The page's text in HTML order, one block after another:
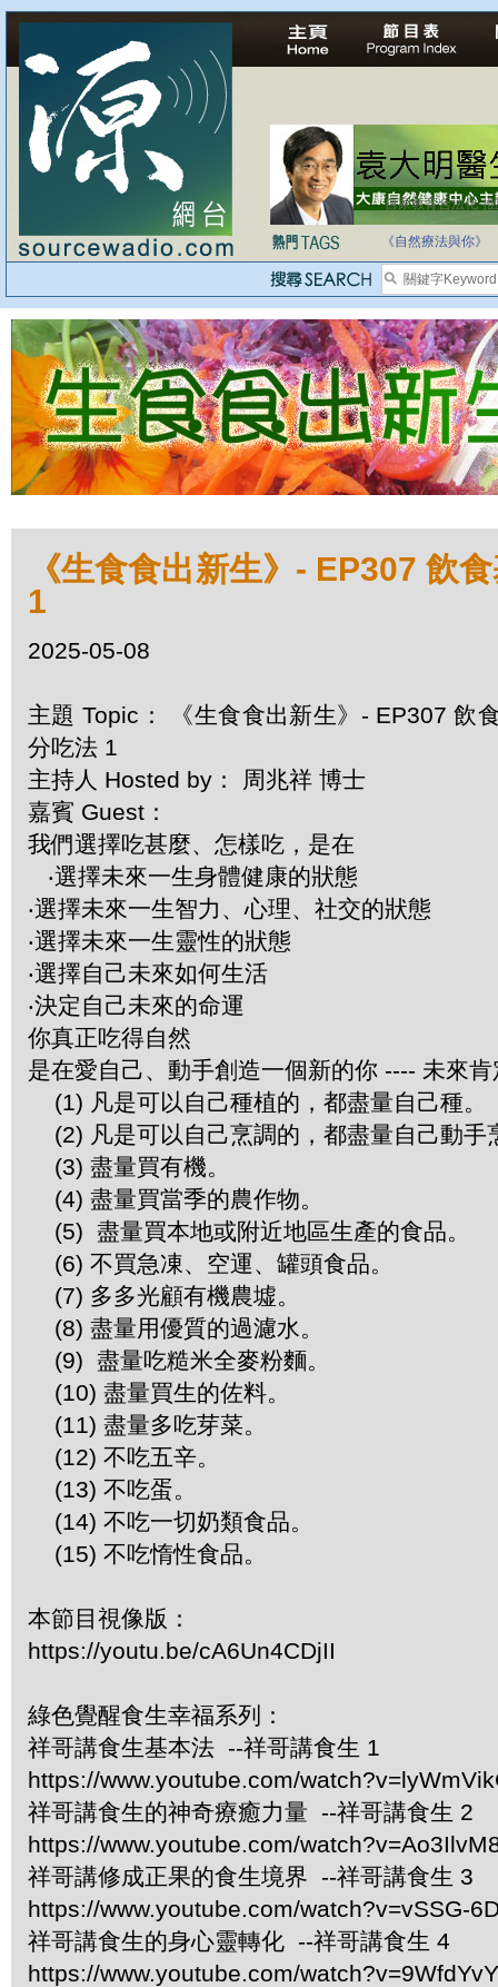
自家教育合法化-
《自然療法與你》
《生食食出新生》- EP307 飲
1
2025-05-08
主題 Topic： 《生食食出新生》- EP307 飲
分吃法 1
主持人 Hosted by： 周兆祥 博士
嘉賓 Guest：
我們選擇吃甚麼、怎樣吃，是在
‧選擇未來一生身體健康的狀態
‧選擇未來一生智力、心理、社交的狀態
‧選擇未來一生靈性的狀態
‧選擇自己未來如何生活
‧決定自己未來的命運
你真正吃得自然
是在愛自己、動手創造一個新的你 ---- 未來
(1) 凡是可以自己種植的，都盡量自己種。
(2) 凡是可以自己烹調的，都盡量自己動手
(3) 盡量買有機。
(4) 盡量買當季的農作物。
(5) 盡量買本地或附近地區生產的食品。
(6) 不買急凍、空運、罐頭食品。
(7) 多多光顧有機農墟。
(8) 盡量用優質的過濾水。
(9) 盡量吃糙米全麥粉麵。
(10) 盡量買生的佐料。
(11) 盡量多吃芽菜。
(12) 不吃五辛。
(13) 不吃蛋。
(14) 不吃一切奶類食品。
(15) 不吃惰性食品。
本節目視像版：
https://youtu.be/cA6Un4CDjII
綠色覺醒食生幸福系列：
祥哥講食生基本法 --祥哥講食生 1
https://www.youtube.com/
祥哥講食生的神奇療癒力量 --祥哥講食生 2
https://www.youtube.com/
祥哥講修成正果的食生境界 --祥哥講食生 3
https://www.youtube.com/watch?v=vSSG-
祥哥講食生的身心靈轉化 --祥哥講食生 4
https://www.youtube.com/